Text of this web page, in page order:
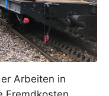
Arbeiten in